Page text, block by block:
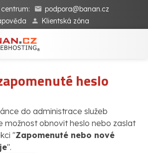
podpora@banan.cz
Klientská zóna
heslo
do administrace služeb
možnost obnovit heslo nebo zaslat
"Zapomenuté nebo nové
".